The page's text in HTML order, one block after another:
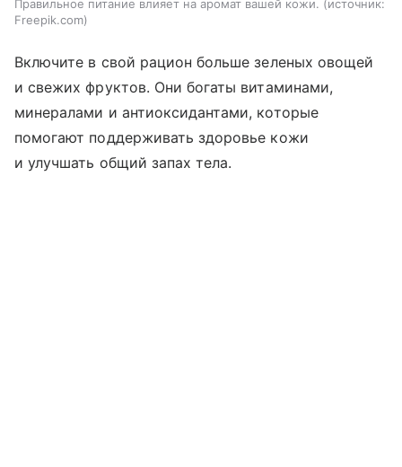
Правильное питание влияет на аромат вашей кожи.
источник:
Freepik.com
Включите в свой рацион больше зеленых овощей
и свежих фруктов. Они богаты витаминами,
минералами и антиоксидантами, которые
помогают поддерживать здоровье кожи
и улучшать общий запах тела.